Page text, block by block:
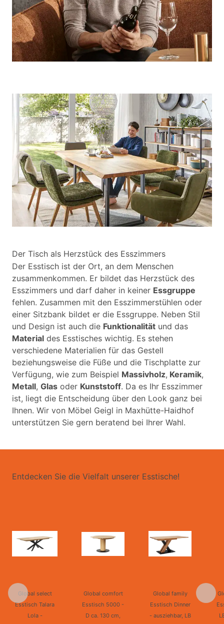
Der Tisch als Herzstück des Esszimmers
Der Esstisch ist der Ort, an dem Menschen
zusammenkommen. Er bildet das Herzstück des
Esszimmers und darf daher in keiner Essgruppe
fehlen. Zusammen mit den Esszimmerstühlen oder
einer Sitzbank bildet er die Essgruppe. Neben Stil
und Design ist auch die Funktionalität und das
Material des Esstisches wichtig. Es stehen
verschiedene Materialien für das Gestell
beziehungsweise die Füße und die Tischplatte zur
Verfügung, wie zum Beispiel Massivholz, Keramik,
Metall, Glas oder Kunststoff. Da es Ihr Esszimmer
ist, liegt die Entscheidung über den Look ganz bei
Ihnen. Wir von Möbel Geigl in Maxhütte-Haidhof
unterstützen Sie gern beratend bei Ihrer Wahl.
Entdecken Sie die Vielfalt unserer Esstische!
Global select
Esstisch Talara
Lola -
Global comfort
Esstisch 5000 -
D ca. 130 cm,
Global family
Esstisch Dinner
- ausziehbar, LB